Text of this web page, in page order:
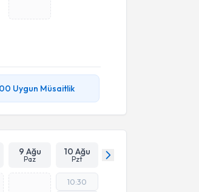
Uygun Müsaitlik
9 Ağu
Paz
10 Ağu
Pzt
10:30